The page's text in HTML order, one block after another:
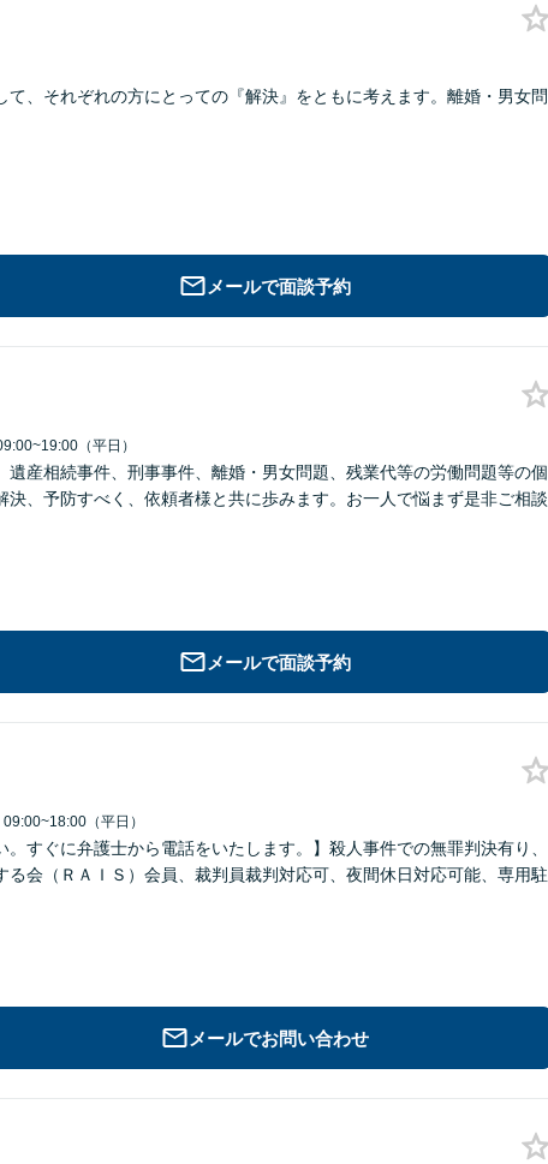
て、それぞれの方にとっての『解決』をともに考えます。離婚・男女問
メールで面談予約
（平日）
遺産相続事件、刑事事件、離婚・男女問題、残業代等の労働問題等の個
、予防すべく、依頼者様と共に歩みます。お一人で悩まず是非ご相談
メールで面談予約
（平日）
すぐに弁護士から電話をいたします。】殺人事件での無罪判決有り、
会（ＲＡＩＳ）会員、裁判員裁判対応可、夜間休日対応可能、専用駐
メールでお問い合わせ